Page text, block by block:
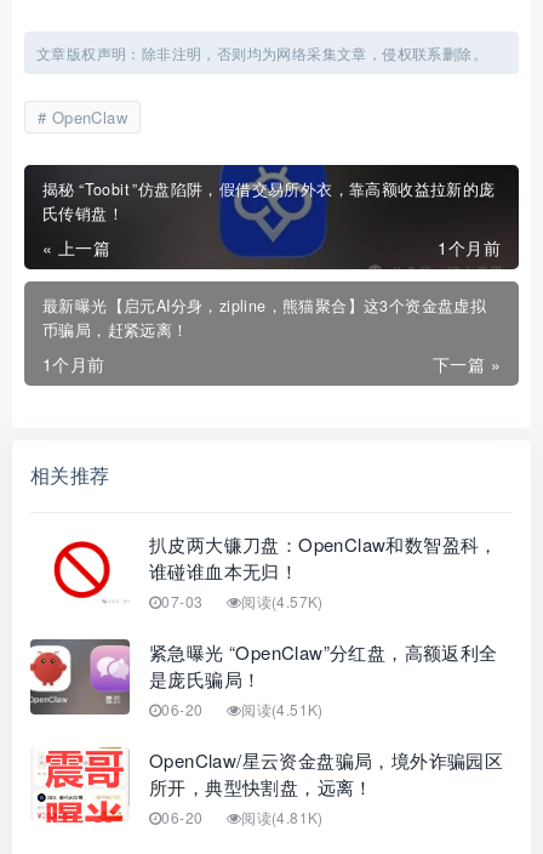
文章版权声明：除非注明，否则均为网络采集文章，侵权联系删除。
OpenClaw
揭秘 “Toobit ”仿盘陷阱，假借交易所外衣，靠高额收益拉新的庞
氏传销盘！
« 上一篇 1个月前
最新曝光【启元AI分身，zipline，熊猫聚合】这3个资金盘虚拟
币骗局，赶紧远离！
下一篇 »
1个月前
相关推荐
扒皮两大镰刀盘：OpenClaw和数智盈科，
谁碰谁血本无归！
07-03 阅读(4.57K)
紧急曝光 “OpenClaw”分红盘，高额返利全
是庞氏骗局！
06-20 阅读(4.51K)
OpenClaw/星云资金盘骗局，境外诈骗园区
所开，典型快割盘，远离！
06-20 阅读(4.81K)